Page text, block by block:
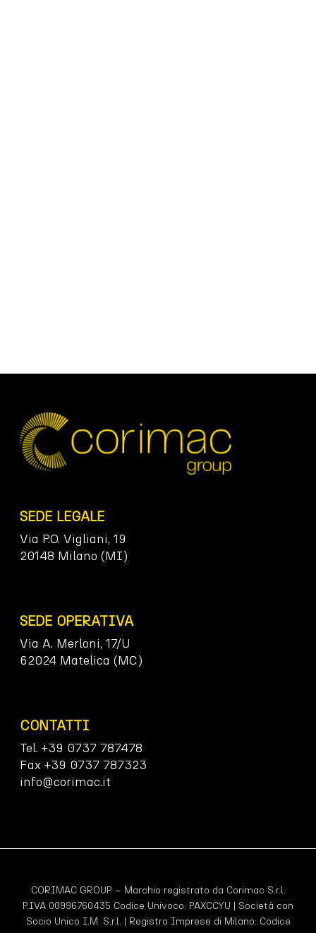
SEDE LEGALE
Via P.O. Vigliani, 19
20148 Milano (MI)
SEDE OPERATIVA
Via A. Merloni, 17/U
62024 Matelica (MC)
CONTATTI
Tel. +39 0737 787478
Fax +39 0737 787323
info@corimac.it
CORIMAC GROUP – Marchio registrato da Corimac S.r.l.
P.IVA 00996760435 Codice Univoco: PAXCCYU | Società con
Socio Unico I.M. S.r.l. | Registro Imprese di Milano: Codice